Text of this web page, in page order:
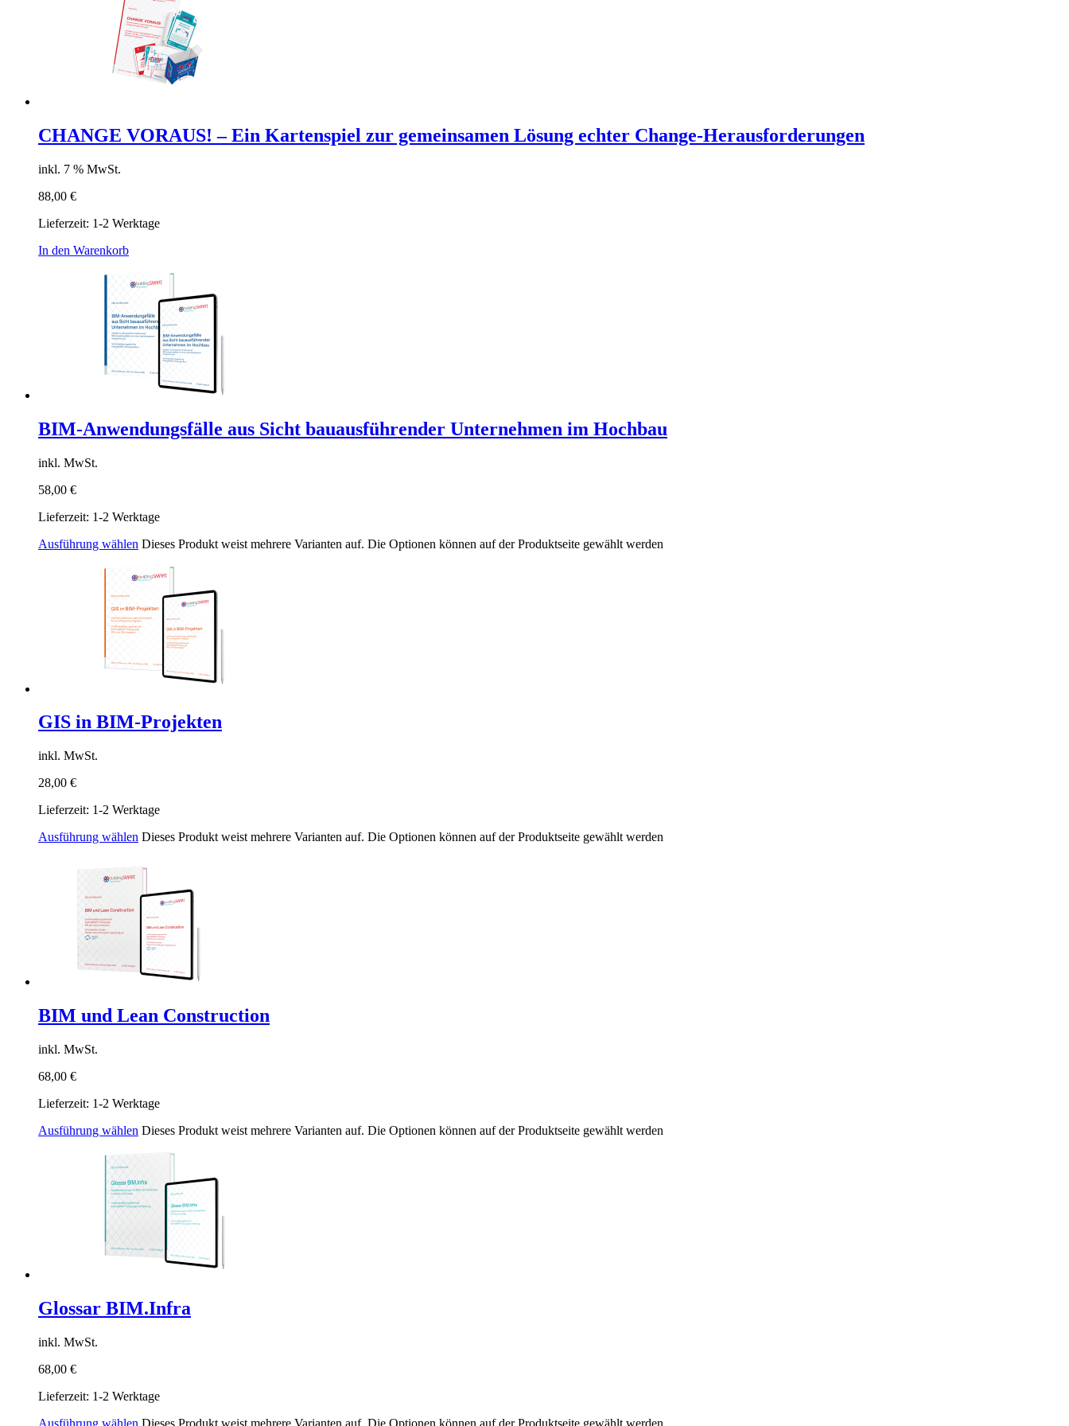
CHANGE VORAUS! – Ein Kartenspiel zur gemeinsamen Lösung echter Change-Herausforderungen
inkl. 7 % MwSt.
88,00 €
Lieferzeit: 1-2 Werktage
In den Warenkorb
BIM-Anwendungsfälle aus Sicht bauausführender Unternehmen im Hochbau
inkl. MwSt.
58,00 €
Lieferzeit: 1-2 Werktage
Ausführung wählen Dieses Produkt weist mehrere Varianten auf. Die Optionen können auf der Produktseite gewählt werden
GIS in BIM-Projekten
inkl. MwSt.
28,00 €
Lieferzeit: 1-2 Werktage
Ausführung wählen Dieses Produkt weist mehrere Varianten auf. Die Optionen können auf der Produktseite gewählt werden
BIM und Lean Construction
inkl. MwSt.
68,00 €
Lieferzeit: 1-2 Werktage
Ausführung wählen Dieses Produkt weist mehrere Varianten auf. Die Optionen können auf der Produktseite gewählt werden
Glossar BIM.Infra
inkl. MwSt.
68,00 €
Lieferzeit: 1-2 Werktage
Ausführung wählen Dieses Produkt weist mehrere Varianten auf. Die Optionen können auf der Produktseite gewählt werden